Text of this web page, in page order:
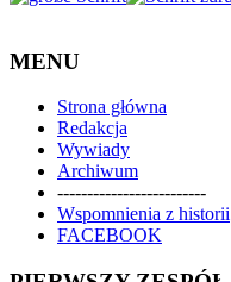
MENU
Strona główna
Redakcja
Wywiady
Archiwum
-------------------------
Wspomnienia z historii
FACEBOOK